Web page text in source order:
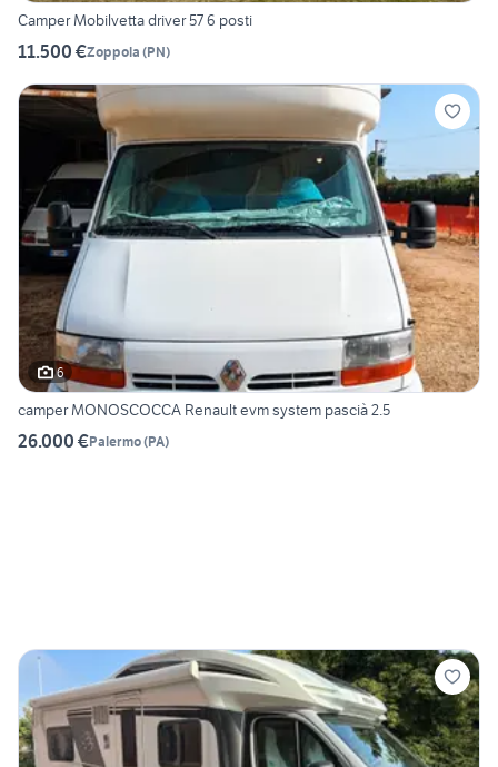
Camper Mobilvetta driver 57 6 posti
11.500 €Zoppola (PN)
6
camper MONOSCOCCA Renault evm system pascià 2.5
26.000 €Palermo(PA)